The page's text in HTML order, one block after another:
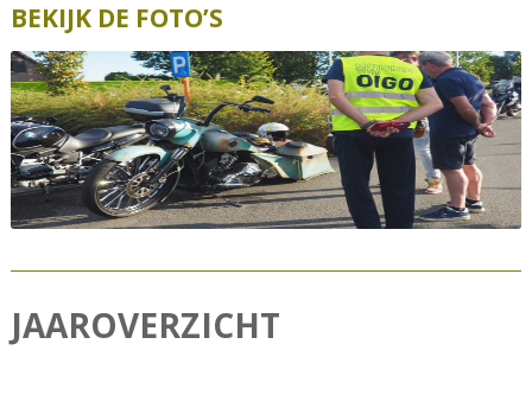
BEKIJK DE FOTO’S
JAAROVERZICHT